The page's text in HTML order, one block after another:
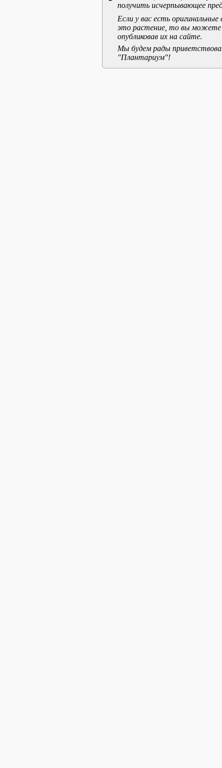
получить исчерпывающее
Если у вас есть
это растение, то вы можете
опубликовав их на сайте.
Мы будем рады
"Плантариум"!